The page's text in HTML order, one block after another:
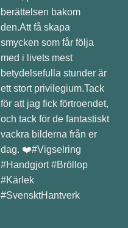
berättelsen bakom
den.Att få skapa
smycken som får följa
med i livets mest
betydelsefulla stunder är
ett stort privilegium.Tack
för att jag fick förtroendet,
och tack för de fantastiskt
vackra bilderna från er
dag. ❤️#Vigselring
#Handgjort #Bröllop
#Kärlek
#SvensktHantverk